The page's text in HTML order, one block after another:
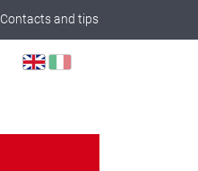
Contacts and tips
Select